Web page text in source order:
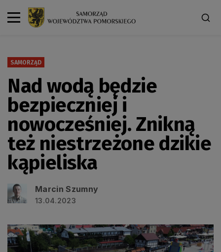
SAMORZĄD
Nad wodą będzie
bezpieczniej i
nowocześniej. Znikną
też niestrzeżone dzikie
kąpieliska
Marcin Szumny
13.04.2023